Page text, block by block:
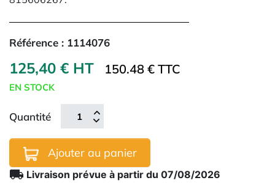
Référence : 1114076
125,40 € HT 150.48 € TTC
EN STOCK
Quantité
Ajouter au panier
local_shipping Livraison prévue à partir du 07/08/2026